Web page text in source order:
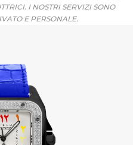
I NOSTRI SERVIZI SONO
E PERSONALE.